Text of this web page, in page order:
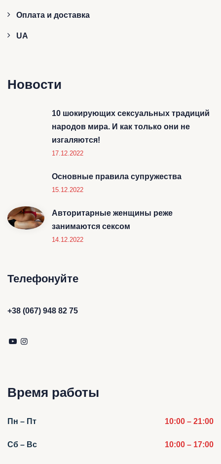
Оплата и доставка
UA
Новости
10 шокирующих сексуальных традиций
народов мира. И как только они не
изгаляются!
17.12.2022
Основные правила супружества
15.12.2022
Авторитарные женщины реже
занимаются сексом
14.12.2022
Телефонуйте
+38 (067) 948 82 75
Время работы
Пн – Пт 10:00 – 21:00
Сб – Вс 10:00 – 17:00